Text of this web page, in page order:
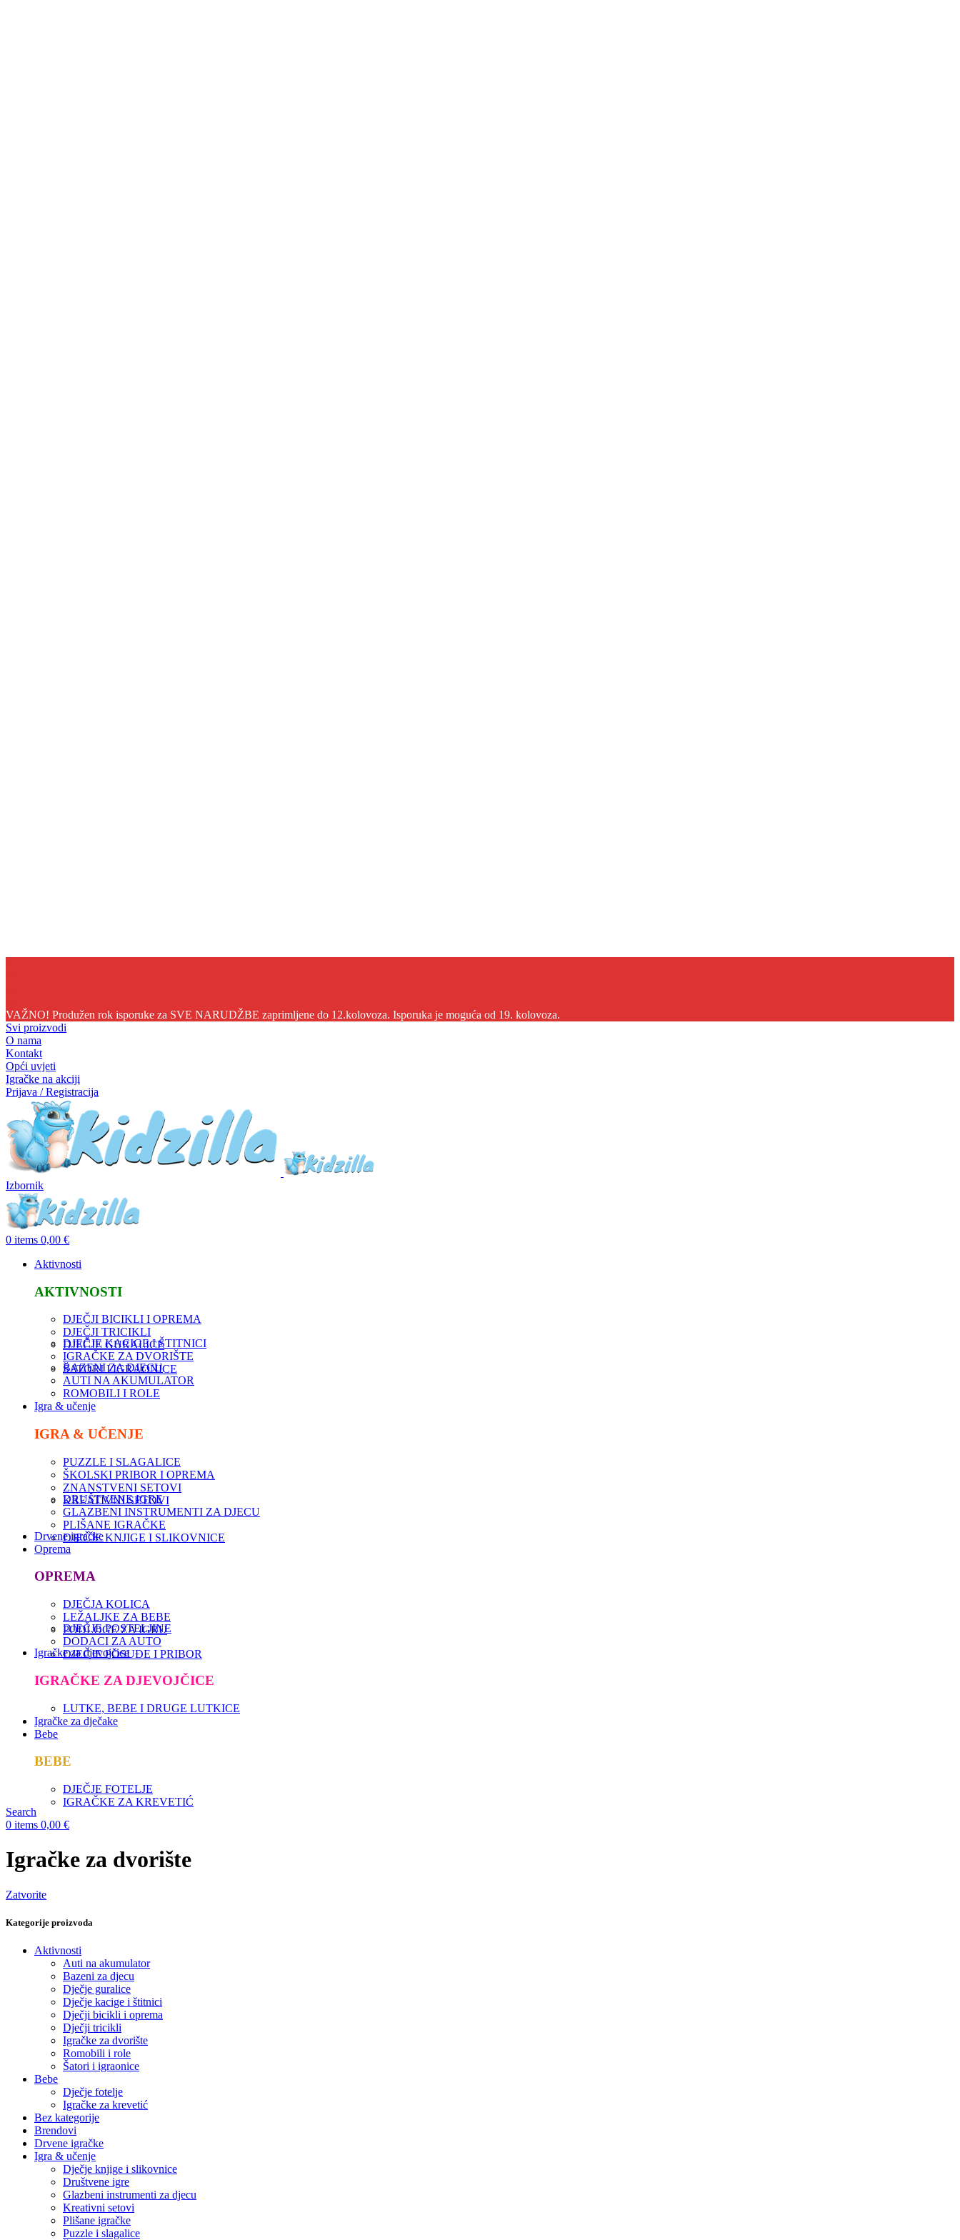
VAŽNO! Produžen rok isporuke za SVE NARUDŽBE zaprimljene do 12.kolovoza. Isporuka je moguća od 19. kolovoza.
Svi proizvodi
O nama
Kontakt
Opći uvjeti
Igračke na akciji
Prijava / Registracija
Izbornik
0 items 0,00 €
Aktivnosti
AKTIVNOSTI
DJEČJI BICIKLI I OPREMA
DJEČJI TRICIKLI
DJEČJE GURALICE
DJEČJE KACIGE I ŠTITNICI
IGRAČKE ZA DVORIŠTE
ŠATORI I IGRAONICE
BAZENI ZA DJECU
AUTI NA AKUMULATOR
ROMOBILI I ROLE
Igra & učenje
IGRA & UČENJE
PUZZLE I SLAGALICE
ŠKOLSKI PRIBOR I OPREMA
ZNANSTVENI SETOVI
KREATIVNI SETOVI
DRUŠTVENE IGRE
GLAZBENI INSTRUMENTI ZA DJECU
PLIŠANE IGRAČKE
DJEČJE KNJIGE I SLIKOVNICE
Drvene igračke
Oprema
OPREMA
DJEČJA KOLICA
LEŽALJKE ZA BEBE
PODLOGE ZA IGRU
DJEČJE POSTELJINE
DODACI ZA AUTO
DJEČJE POSUĐE I PRIBOR
Igračke za djevojčice
IGRAČKE ZA DJEVOJČICE
LUTKE, BEBE I DRUGE LUTKICE
Igračke za dječake
Bebe
BEBE
DJEČJE FOTELJE
IGRAČKE ZA KREVETIĆ
Search
0 items 0,00 €
Igračke za dvorište
Zatvorite
Kategorije proizvoda
Aktivnosti
Auti na akumulator
Bazeni za djecu
Dječje guralice
Dječje kacige i štitnici
Dječji bicikli i oprema
Dječji tricikli
Igračke za dvorište
Romobili i role
Šatori i igraonice
Bebe
Dječje fotelje
Igračke za krevetić
Bez kategorije
Brendovi
Drvene igračke
Igra & učenje
Dječje knjige i slikovnice
Društvene igre
Glazbeni instrumenti za djecu
Kreativni setovi
Plišane igračke
Puzzle i slagalice